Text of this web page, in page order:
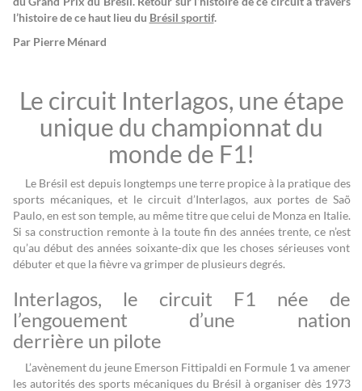
l’histoire de ce haut lieu du Brésil sportif.
Par Pierre Ménard
Le circuit Interlagos, une étape
unique du championnat du
monde de F1!
Le Brésil est depuis longtemps une terre propice à la pratique des
sports mécaniques, et le circuit d’Interlagos, aux portes de Saõ
Paulo, en est son temple, au même titre que celui de Monza en Italie.
Si sa construction remonte à la toute fin des années trente, ce n’est
qu’au début des années soixante-dix que les choses sérieuses vont
débuter et que la fièvre va grimper de plusieurs degrés.
Interlagos, le circuit F1 née de
l’engouement d’une nation
derrière un pilote
L’avènement du jeune Emerson Fittipaldi en Formule 1 va amener
les autorités des sports mécaniques du Brésil à organiser dès 1973